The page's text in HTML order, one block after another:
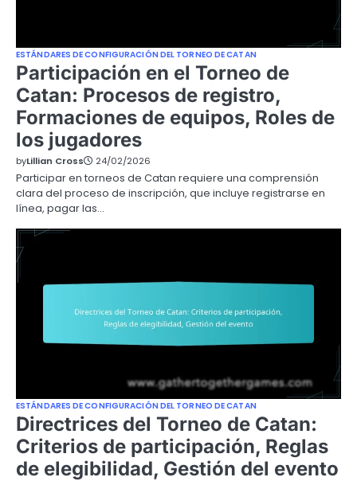
ESTÁNDARES DE CONFIGURACIÓN DEL TORNEO DE CATAN
Participación en el Torneo de
Catan: Procesos de registro,
Formaciones de equipos, Roles de
los jugadores
byLillian Cross 24/02/2026
Participar en torneos de Catan requiere una comprensión
clara del proceso de inscripción, que incluye registrarse en
línea, pagar las…
ESTÁNDARES DE CONFIGURACIÓN DEL TORNEO DE CATAN
Directrices del Torneo de Catan:
Criterios de participación, Reglas
de elegibilidad, Gestión del evento